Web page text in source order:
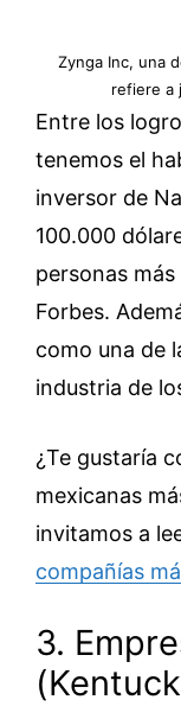
Zynga Inc, una
refiere a
Entre los
tenemos el
inversor de
100.000
personas
Forbes.
como una de
industria de
¿Te gustaría
mexicanas
invitamos a
compañías
3.